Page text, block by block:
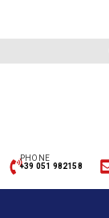
PHONE
+39 051 982158